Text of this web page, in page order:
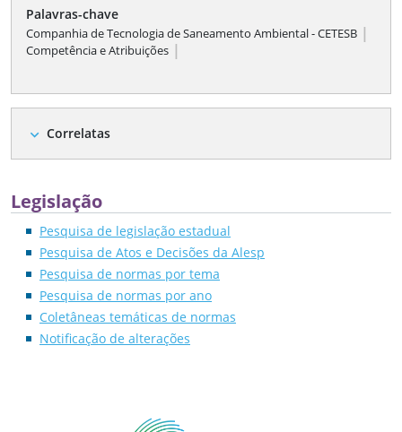
Palavras-chave
Companhia de Tecnologia de Saneamento Ambiental - CETESB |
Competência e Atribuições |
expand_more Correlatas
Legislação
Pesquisa de legislação estadual
Pesquisa de Atos e Decisões da Alesp
Pesquisa de normas por tema
Pesquisa de normas por ano
Coletâneas temáticas de normas
Notificação de alterações